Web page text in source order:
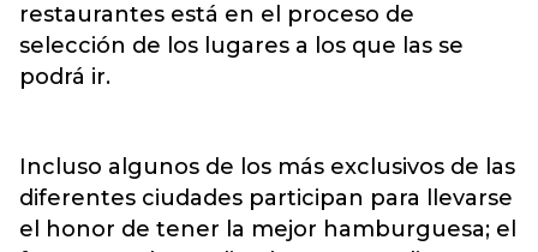
restaurantes está en el proceso de
selección de los lugares a los que las se
podrá ir.
Incluso algunos de los más exclusivos de las
diferentes ciudades participan para llevarse
el honor de tener la mejor hamburguesa; el